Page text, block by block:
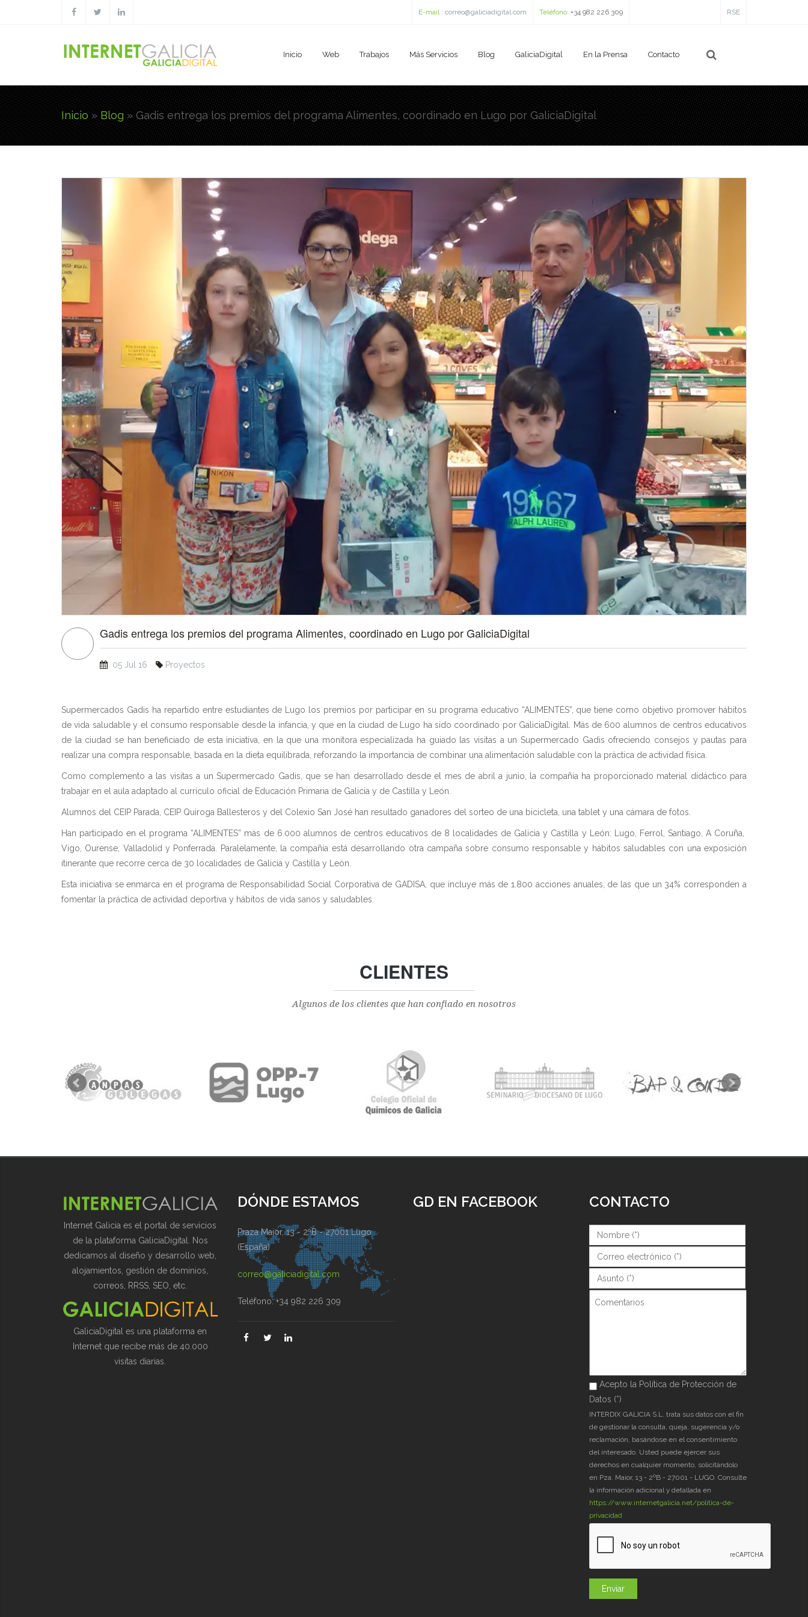
Pasar al contenido principal E-mail : correo@galiciadigital.com Teléfono: +34 982 226 309 RSE
Inicio Web Trabajos Más Servicios Blog GaliciaDigital En la Prensa Contacto
Usted está aquí
Inicio » Blog » Gadis entrega los premios del programa Alimentes, coordinado en Lugo por GaliciaDigital
Gadis entrega los premios del programa Alimentes, coordinado en Lugo por GaliciaDigital
05 Jul 16 Proyectos
Supermercados Gadis ha repartido entre estudiantes de Lugo los premios por participar en su programa educativo “ALIMENTES”, que tiene como objetivo promover hábitos
de vida saludable y el consumo responsable desde la infancia, y que en la ciudad de Lugo ha sido coordinado por GaliciaDigital. Más de 600 alumnos de centros educativos
de la ciudad se han beneficiado de esta iniciativa, en la que una monitora especializada ha guiado las visitas a un Supermercado Gadis ofreciendo consejos y pautas para
realizar una compra responsable, basada en la dieta equilibrada, reforzando la importancia de combinar una alimentación saludable con la práctica de actividad física.
Como complemento a las visitas a un Supermercado Gadis, que se han desarrollado desde el mes de abril a junio, la compañía ha proporcionado material didáctico para
trabajar en el aula adaptado al currículo oficial de Educación Primaria de Galicia y de Castilla y León.
Alumnos del CEIP Parada, CEIP Quiroga Ballesteros y del Colexio San José han resultado ganadores del sorteo de una bicicleta, una tablet y una cámara de fotos.
Han participado en el programa “ALIMENTES” más de 6.000 alumnos de centros educativos de 8 localidades de Galicia y Castilla y León: Lugo, Ferrol, Santiago, A Coruña,
Vigo, Ourense, Valladolid y Ponferrada. Paralelamente, la compañía está desarrollando otra campaña sobre consumo responsable y hábitos saludables con una exposición
itinerante que recorre cerca de 30 localidades de Galicia y Castilla y León.
Esta iniciativa se enmarca en el programa de Responsabilidad Social Corporativa de GADISA, que incluye más de 1.800 acciones anuales, de las que un 34% corresponden a
fomentar la práctica de actividad deportiva y hábitos de vida sanos y saludables.
CLIENTES
Algunos de los clientes que han confiado en nosotros
Internet Galicia es el portal de servicios
de la plataforma GaliciaDigital. Nos
dedicamos al diseño y desarrollo web,
alojamientos, gestión de dominios,
correos, RRSS, SEO, etc.
GaliciaDigital es una plataforma en
Internet que recibe más de 40.000
visitas diarias.
DÓNDE ESTAMOS
Praza Maior, 13 - 2ºB - 27001 Lugo
(España)
correo@galiciadigital.com
Teléfono: +34 982 226 309
GD EN FACEBOOK CONTACTO
Nombre (*)*
Correo (*)*
Asunto (*)*
Comentarios
Acepto la Política de Protección de
Datos (*)
Acepto la Política de Protección de
Datos (*)
INTERDIX GALICIA S.L. trata sus datos con el fin
de gestionar la consulta, queja, sugerencia y/o
reclamación, basándose en el consentimiento
del interesado. Usted puede ejercer sus
derechos en cualquier momento, solicitándolo
en Pza. Maior, 13 - 2ºB - 27001 - LUGO. Consulte
la información adicional y detallada en
https://www.internetgalicia.net/política-de-
privacidad